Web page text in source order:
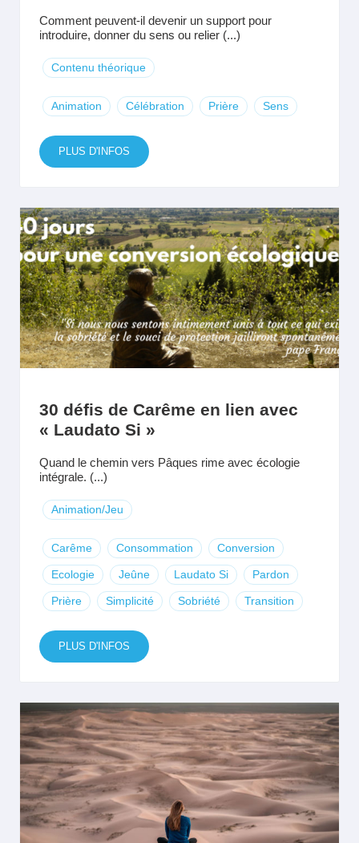
Comment peuvent-il devenir un support pour
introduire, donner du sens ou relier (...)
Contenu théorique
Animation Célébration Prière Sens
PLUS D'INFOS
30 défis de Carême en lien avec
« Laudato Si »
Quand le chemin vers Pâques rime avec écologie
intégrale. (...)
Animation/Jeu
Carême Consommation Conversion
Ecologie Jeûne Laudato Si Pardon
Prière Simplicité Sobriété Transition
PLUS D'INFOS